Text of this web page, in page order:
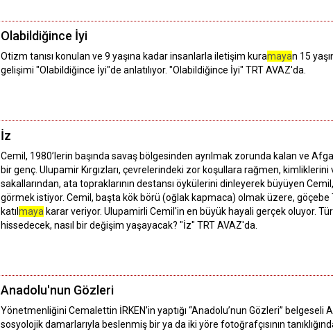
Olabildiğince İyi
Otizm tanısı konulan ve 9 yaşına kadar insanlarla iletişim kuramayan 15
gelişimi "Olabildiğince İyi"de anlatılıyor. "Olabildiğince İyi" TRT AVAZ'da.
İz
Cemil, 1980’lerin başında savaş bölgesinden ayrılmak zorunda kalan ve
bir genç. Ulupamir Kırgızları, çevrelerindeki zor koşullara rağmen,
sakallarından, ata topraklarının destansı öykülerini dinleyerek büyüyen
görmek istiyor. Cemil, başta kök börü (oğlak kapmaca) olmak üzere, göçebe
katılmaya karar veriyor. Ulupamirli Cemil'in en büyük hayali gerçek oluyor.
hissedecek, nasıl bir değişim yaşayacak? "İz" TRT AVAZ'da.
Anadolu'nun Gözleri
Yönetmenliğini Cemalettin İRKEN’in yaptığı “Anadolu’nun Gözleri”
sosyolojik damarlarıyla beslenmiş bir ya da iki yöre fotoğrafçısının